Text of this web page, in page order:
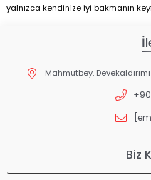
yalnızca kendinize iyi bakmanın
Mahmutbey,
Biz